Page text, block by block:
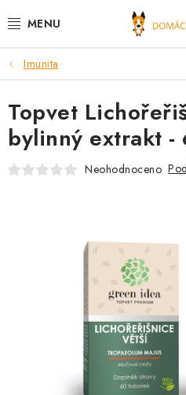
na
DOPORUČUJEME
VÝPRODEJ SKLADU
PSI
Imunita
Topvet
bylinný extrakt -
Neohodnoceno